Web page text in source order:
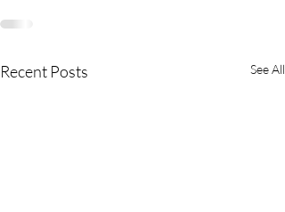
Recent Posts See All